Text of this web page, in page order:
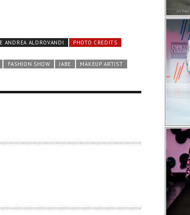
ANDREA ALDROVANDI
PHOTO CREDITS
FASHION SHOW JABE
MAKEUP ARTIST